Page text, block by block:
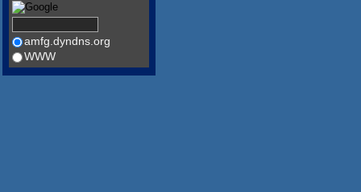
amfg.dyndns.org
WWW